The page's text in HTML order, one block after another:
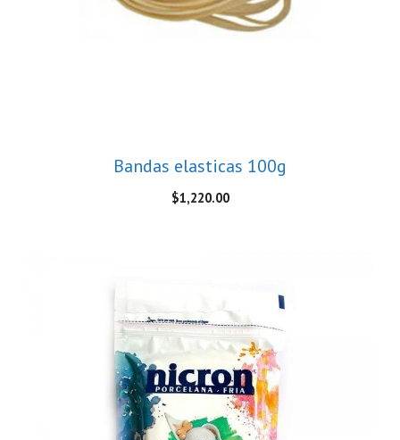
Bandas elasticas 100g
$1,220.00